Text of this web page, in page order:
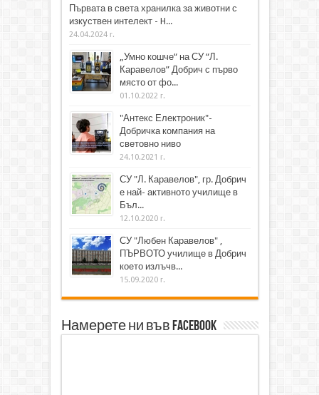
Първата в света хранилка за животни с
изкуствен интелект - H...
24.04.2024 г.
„Умно кошче“ на СУ “Л.
Каравелов” Добрич с първо
място от фо...
01.10.2022 г.
"Антекс Електроник"-
Добричка компания на
световно ниво
24.10.2021 г.
СУ "Л. Каравелов", гр. Добрич
е най- активното училище в
Бъл...
12.10.2020 г.
СУ "Любен Каравелов" ,
ПЪРВОТО училище в Добрич
което излъчв...
15.09.2020 г.
Намерете ни във Facebook